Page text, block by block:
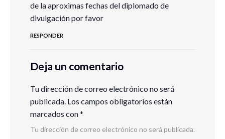
de la aproximas fechas del diplomado de
divulgación por favor
RESPONDER
Deja un comentario
Tu dirección de correo electrónico no será
publicada. Los campos obligatorios están
marcados con*
Tu dirección de correo electrónico no será publicada.